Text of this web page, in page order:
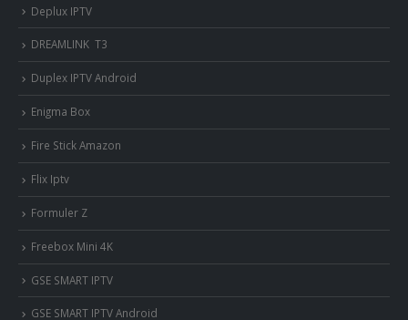
Deplux IPTV
DREAMLINK T3
Duplex IPTV Android
Enigma Box
Fire Stick Amazon
Flix Iptv
Formuler Z
Freebox Mini 4K
‎GSE SMART IPTV
GSE SMART IPTV Android